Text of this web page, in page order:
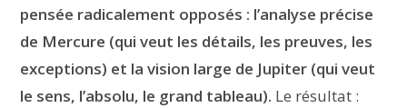
pensée radicalement opposés : l’analyse précise
de Mercure (qui veut les détails, les preuves, les
exceptions) et la vision large de Jupiter (qui veut
le sens, l’absolu, le grand tableau). Le résultat :